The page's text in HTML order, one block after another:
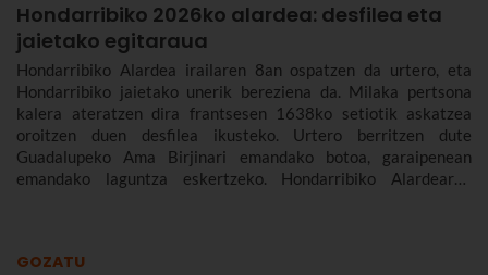
Hondarribiko 2026ko alardea: desfilea eta
jaietako egitaraua
Hondarribiko Alardea irailaren 8an ospatzen da urtero, eta
Hondarribiko jaietako unerik bereziena da. Milaka pertsona
kalera ateratzen dira frantsesen 1638ko setiotik askatzea
oroitzen duen desfilea ikusteko. Urtero berritzen dute
Guadalupeko Ama Birjinari emandako botoa, garaipenean
emandako laguntza eskertzeko. Hondarribiko Alardearen
GOZATU